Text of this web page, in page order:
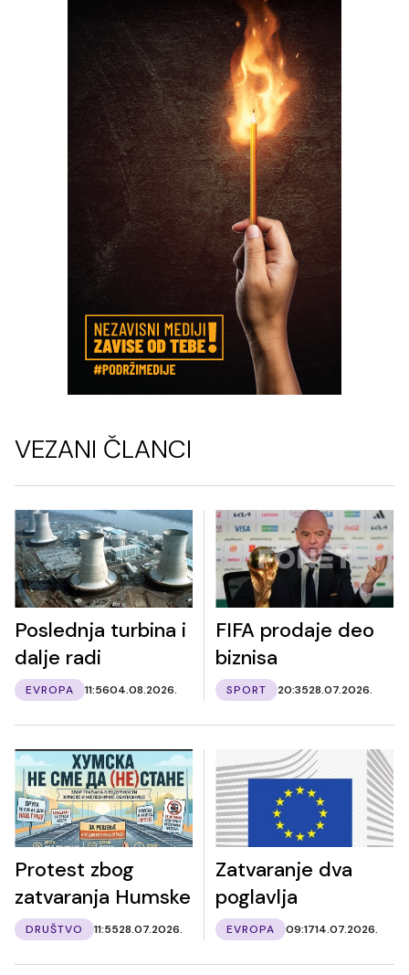
VEZANI ČLANCI
Poslednja turbina i
dalje radi
EVROPA 11:5604.08.2026.
FIFA prodaje deo
biznisa
SPORT 20:3528.07.2026.
Protest zbog
zatvaranja Humske
DRUŠTVO 11:5528.07.2026.
Zatvaranje dva
poglavlja
EVROPA 09:1714.07.2026.